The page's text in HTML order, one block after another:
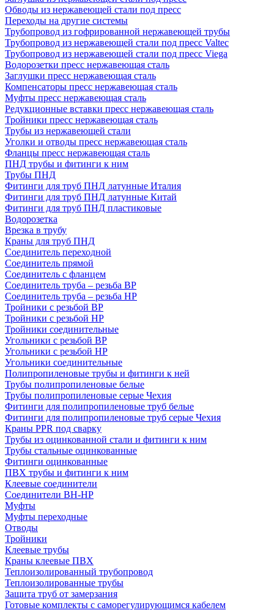
Обводы из нержавеющей стали под пресс
Переходы на другие системы
Трубопровод из гофрированной нержавеющей трубы
Трубопровод из нержавеющей стали под пресс Valtec
Трубопровод из нержавеющей стали под пресс Viega
Водорозетки пресс нержавеющая сталь
Заглушки пресс нержавеющая сталь
Компенсаторы пресс нержавеющая сталь
Муфты пресс нержавеющая сталь
Редукционные вставки пресс нержавеющая сталь
Тройники пресс нержавеющая сталь
Трубы из нержавеющей стали
Уголки и отводы пресс нержавеющая сталь
Фланцы пресс нержавеющая сталь
ПНД трубы и фитинги к ним
Трубы ПНД
Фитинги для труб ПНД латунные Италия
Фитинги для труб ПНД латунные Китай
Фитинги для труб ПНД пластиковые
Водорозетка
Врезка в трубу
Краны для труб ПНД
Соединитель переходной
Соединитель прямой
Соединитель с фланцем
Соединитель труба – резьба ВР
Соединитель труба – резьба НР
Тройники с резьбой ВР
Тройники с резьбой НР
Тройники соединительные
Угольники с резьбой ВР
Угольники с резьбой НР
Угольники соединительные
Полипропиленовые трубы и фитинги к ней
Трубы полипропиленовые белые
Трубы полипропиленовые серые Чехия
Фитинги для полипропиленовые труб белые
Фитинги для полипропиленовые труб серые Чехия
Краны PPR под сварку
Трубы из оцинкованной стали и фитинги к ним
Трубы стальные оцинкованные
Фитинги оцинкованные
ПВХ трубы и фитинги к ним
Клеевые соединители
Соединители ВН-НР
Муфты
Муфты переходные
Отводы
Тройники
Клеевые трубы
Краны клеевые ПВХ
Теплоизолированный трубопровод
Теплоизолированные трубы
Защита труб от замерзания
Готовые комплекты с саморегулирующимся кабелем